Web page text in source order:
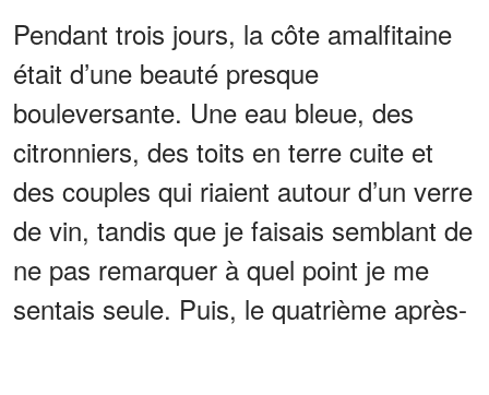
Pendant trois jours, la côte amalfitaine
était d’une beauté presque
bouleversante. Une eau bleue, des
citronniers, des toits en terre cuite et
des couples qui riaient autour d’un verre
de vin, tandis que je faisais semblant de
ne pas remarquer à quel point je me
sentais seule. Puis, le quatrième après-